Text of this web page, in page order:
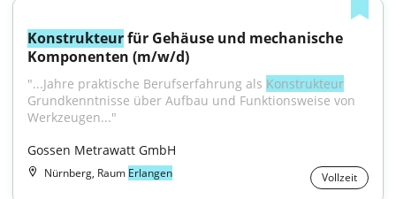
Konstrukteur für Gehäuse und mechanische
Komponenten (m/w/d)
"...Jahre praktische Berufserfahrung als Konstrukteur
Grundkenntnisse über Aufbau und Funktionsweise von
Werkzeugen..."
Gossen Metrawatt GmbH
Nürnberg, Raum Erlangen Vollzeit